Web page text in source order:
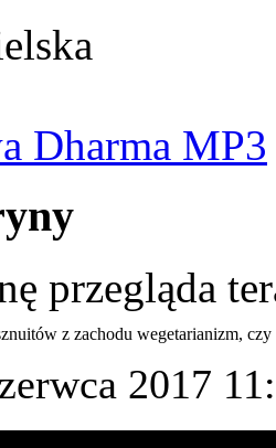
Dharma MP3
przegląda
z zachodu wegetarianizm, czy
2017